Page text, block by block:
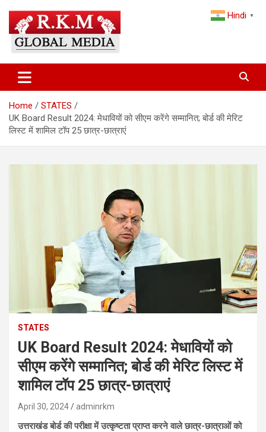
content
Latest Hindi News & Breaking
News – RKM Global Media
and the World
Home
STATES
UK Board Result 2024: मेधावियों को सीएम करेंगे सम्मानित; बोर्ड की मेरिट
लिस्ट में शामिल टॉप 25 छात्र-छात्राएं
STATES
UK Board Result 2024: मेधावियों को
सीएम करेंगे सम्मानित; बोर्ड की मेरिट लिस्ट में
शामिल टॉप 25 छात्र-छात्राएं
April 30, 2024 adminrkm
उत्तराखंड बोर्ड की परीक्षा में उत्कृष्टता प्राप्त करने वाले छात्र-छात्राओं को
Hindi ▼